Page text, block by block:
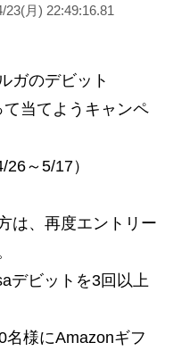
23(月) 22:49:16.81
ガのデビット
当てようキャンペ
～5/17）
は、再度エントリー
デビットを3回以上
名様にAmazonギフ